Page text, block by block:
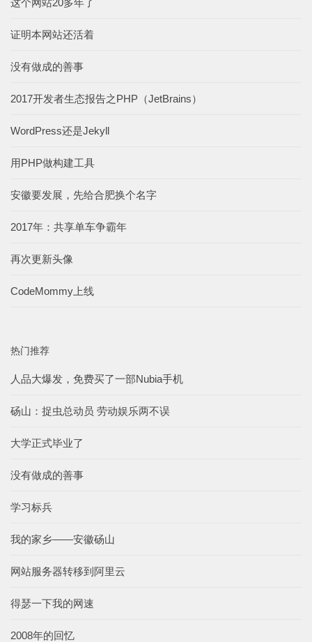
证明本网站还活着
没有做成的善事
2017开发者生态报告之PHP（JetBrains）
WordPress还是Jekyll
用PHP做构建工具
安徽要发展，先给合肥换个名字
2017年：共享单车争霸年
再次更新头像
CodeMommy上线
热门推荐
人品大爆发，免费买了一部Nubia手机
砀山：捉虫总动员 劳动娱乐两不误
大学正式毕业了
没有做成的善事
学习标兵
我的家乡——安徽砀山
网站服务器转移到阿里云
得瑟一下我的网速
2008年的回忆